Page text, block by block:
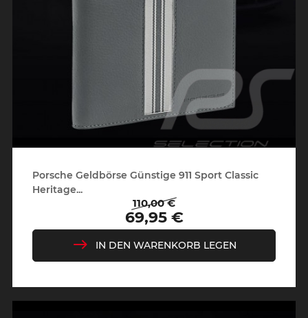
Porsche Geldbörse Günstige 911 Sport Classic
Heritage...
Regulärer
Preis
110,00 €
Preis
69,95 €
IN DEN WARENKORB LEGEN